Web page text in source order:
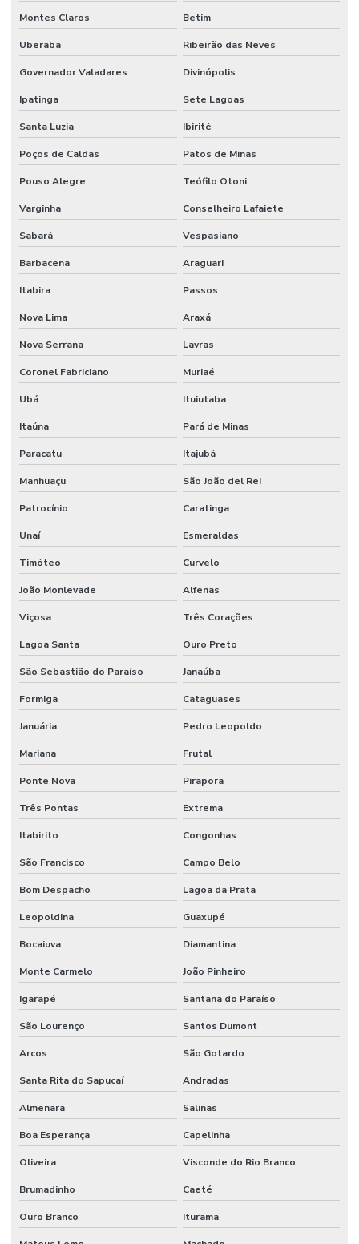
Limpeza Profissional De Ambientes
Limpeza Profunda De Ambientes Administrativos
Limpeza Profunda De Ambientes Comerciais
Limpeza Técnica De Ambientes
Limpeza Técnica De Ambientes Industriais
Limpeza Técnica De Indústrias E Escritórios
Manutenção corporativa
Manutenção Corretiva De Edifícios
Manutenção De Espaços E Limpeza Segura
Manutenção De Iluminação De Edifícios
Manutenção De Impermeabilização Predial
Manutenção De Jardins E Limpeza
Manutenção De Sistemas Elétricos
Manutenção De Sistemas Elétricos E Hidráulicos
Manutenção De Sistemas Elétricos Prediais
Manutenção De Sistemas Hidráulicos
Manutenção De Sistemas Sanitários
Manutenção E Conservação De Ambientes
Manutenção elétrica preventiva
Manutenção de equipamentos industriais
Manutenção de estações de tratamento de água
Manutenção e gestão de instalações comerciais
Manutenção industrial
Manutenção de infraestrutura empresarial
Manutenção de instalações elétricas industriais
Manutenção Inteligente Em Indústrias
Manutenção Predial
Manutenção Predial De Edifícios Comerciais
Manutenção Predial De Estruturas
Manutenção Predial De Pequenas Obras
Manutenção Predial E Serviços Técnicos
Manutenção Predial Para Empresas
Manutenção predial preventiva e corretiva
Manutenção Predial Residencial
Manutenção Preditiva
Manutenção Preditiva Com Internet Das Coisas
Montes Claros Betim
Uberaba Ribeirão das Neves
Governador Valadares Divinópolis
Ipatinga Sete Lagoas
Santa Luzia Ibirité
Poços de Caldas Patos de Minas
Pouso Alegre Teófilo Otoni
Varginha Conselheiro Lafaiete
Sabará Vespasiano
Barbacena Araguari
Itabira Passos
Nova Lima Araxá
Nova Serrana Lavras
Coronel Fabriciano Muriaé
Ubá Ituiutaba
Itaúna Pará de Minas
Paracatu Itajubá
Manhuaçu São João del Rei
Patrocínio Caratinga
Unaí Esmeraldas
Timóteo Curvelo
João Monlevade Alfenas
Viçosa Três Corações
Lagoa Santa Ouro Preto
São Sebastião do Paraíso Janaúba
Formiga Cataguases
Januária Pedro Leopoldo
Mariana Frutal
Ponte Nova Pirapora
Três Pontas Extrema
Itabirito Congonhas
São Francisco Campo Belo
Bom Despacho Lagoa da Prata
Leopoldina Guaxupé
Bocaiuva Diamantina
Monte Carmelo João Pinheiro
Igarapé Santana do Paraíso
São Lourenço Santos Dumont
Arcos São Gotardo
Santa Rita do Sapucaí Andradas
Almenara Salinas
Boa Esperança Capelinha
Oliveira Visconde do Rio Branco
Brumadinho Caeté
Ouro Branco Iturama